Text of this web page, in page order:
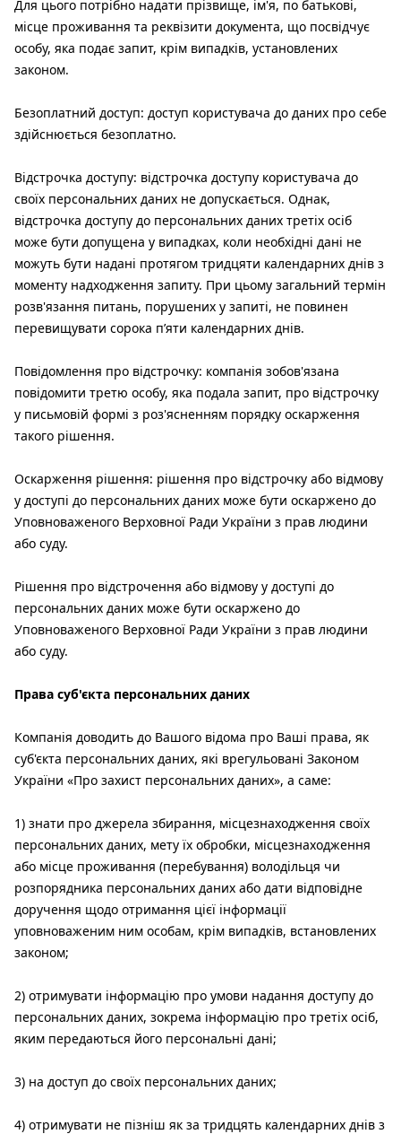
Для цього потрібно надати прізвище, ім'я, по батькові,
місце проживання та реквізити документа, що посвідчує
особу, яка подає запит, крім випадків, установлених
законом.
Безоплатний доступ: доступ користувача до даних про себе
здійснюється безоплатно.
Відстрочка доступу: відстрочка доступу користувача до
своїх персональних даних не допускається. Однак,
відстрочка доступу до персональних даних третіх осіб
може бути допущена у випадках, коли необхідні дані не
можуть бути надані протягом тридцяти календарних днів з
моменту надходження запиту. При цьому загальний термін
розв'язання питань, порушених у запиті, не повинен
перевищувати сорока п’яти календарних днів.
Повідомлення про відстрочку: компанія зобов'язана
повідомити третю особу, яка подала запит, про відстрочку
у письмовій формі з роз'ясненням порядку оскарження
такого рішення.
Оскарження рішення: рішення про відстрочку або відмову
у доступі до персональних даних може бути оскаржено до
Уповноваженого Верховної Ради України з прав людини
або суду.
Рішення про відстрочення або відмову у доступі до
персональних даних може бути оскаржено до
Уповноваженого Верховної Ради України з прав людини
або суду.
Права суб'єкта персональних даних
Компанія доводить до Вашого відома про Ваші права, як
суб'єкта персональних даних, які врегульовані Законом
України «Про захист персональних даних», а саме:
1) знати про джерела збирання, місцезнаходження своїх
персональних даних, мету їх обробки, місцезнаходження
або місце проживання (перебування) володільця чи
розпорядника персональних даних або дати відповідне
доручення щодо отримання цієї інформації
уповноваженим ним особам, крім випадків, встановлених
законом;
2) отримувати інформацію про умови надання доступу до
персональних даних, зокрема інформацію про третіх осіб,
яким передаються його персональні дані;
3) на доступ до своїх персональних даних;
4) отримувати не пізніш як за тридцять календарних днів з